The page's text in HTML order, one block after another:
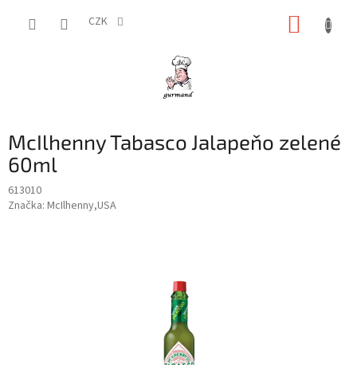
CZK
McIlhenny Tabasco Jalapeňo zelené
60ml
613010
Značka: McIlhenny,USA